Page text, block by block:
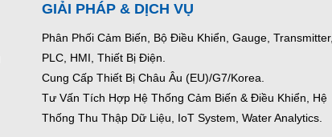
GIẢI PHÁP & DỊCH VỤ
Phân Phối Cảm Biến, Bộ Điều Khiển, Gauge, Transmitter,
PLC, HMI, Thiết Bị Điện.
Cung Cấp Thiết Bị Châu Âu (EU)/G7/Korea.
Tư Vấn Tích Hợp Hệ Thống Cảm Biến & Điều Khiển, Hệ
Thống Thu Thập Dữ Liệu, IoT System, Water Analytics.